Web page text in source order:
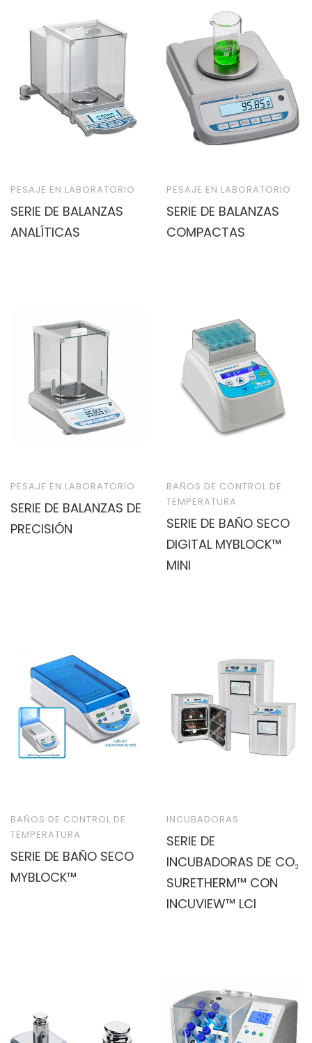
PESAJE EN LABORATORIO
SERIE DE BALANZAS
ANALÍTICAS
PESAJE EN LABORATORIO
SERIE DE BALANZAS
COMPACTAS
PESAJE EN LABORATORIO
SERIE DE BALANZAS DE
PRECISIÓN
BAÑOS DE CONTROL DE
TEMPERATURA
SERIE DE BAÑO SECO
DIGITAL MYBLOCK™
MINI
BAÑOS DE CONTROL DE
TEMPERATURA
SERIE DE BAÑO SECO
MYBLOCK™
INCUBADORAS
SERIE DE
INCUBADORAS DE CO₂
SURETHERM™ CON
INCUVIEW™ LCI